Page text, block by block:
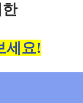
세요!